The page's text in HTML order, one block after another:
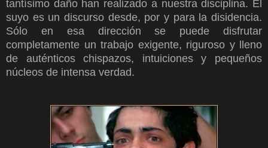
tantísimo daño han realizado a nuestra disciplina. El
suyo es un discurso desde, por y para la disidencia.
Sólo en esa dirección se puede disfrutar
completamente un trabajo exigente, riguroso y lleno
de auténticos chispazos, intuiciones y pequeños
núcleos de intensa verdad.